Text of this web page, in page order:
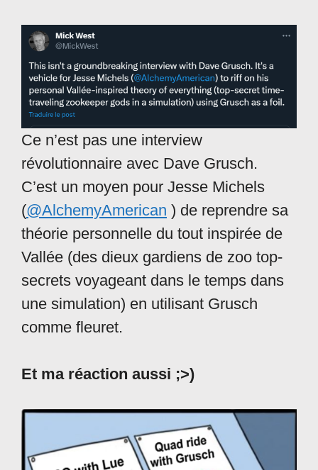
Ce n’est pas une interview
révolutionnaire avec Dave Grusch.
C’est un moyen pour Jesse Michels
(@AlchemyAmerican ) de reprendre sa
théorie personnelle du tout inspirée de
Vallée (des dieux gardiens de zoo top-
secrets voyageant dans le temps dans
une simulation) en utilisant Grusch
comme fleuret.
Et ma réaction aussi ;>)